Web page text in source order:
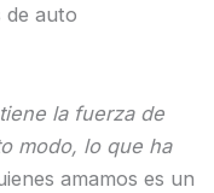
de auto
tiene la fuerza de
modo, lo que ha
amamos es un